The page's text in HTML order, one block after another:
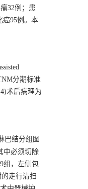
32例；患
癌95例。本
分期标准
术后病理为
巴结分组图
中必须切除
组，左侧包
走行清扫